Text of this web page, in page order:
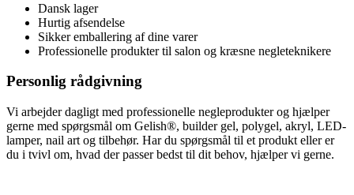
Dansk lager
Hurtig afsendelse
Sikker emballering af dine varer
Professionelle produkter til salon og kræsne negleteknikere
Personlig rådgivning
Vi arbejder dagligt med professionelle negleprodukter og hjælper
gerne med spørgsmål om Gelish®, builder gel, polygel, akryl, LED-
lamper, nail art og tilbehør. Har du spørgsmål til et produkt eller er
du i tvivl om, hvad der passer bedst til dit behov, hjælper vi gerne.